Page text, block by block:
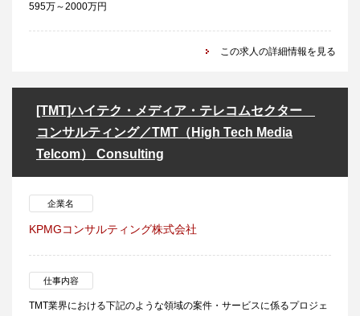
595万～2000万円
この求人の詳細情報を見る
[TMT]ハイテク・メディア・テレコムセクター
コンサルティング／TMT（High Tech Media
Telcom） Consulting
企業名
KPMGコンサルティング株式会社
仕事内容
TMT業界における下記のような領域の案件・サービスに係るプロジェ